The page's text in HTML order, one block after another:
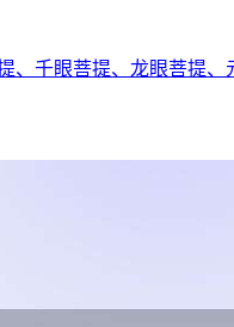
千眼菩提、龙眼菩提